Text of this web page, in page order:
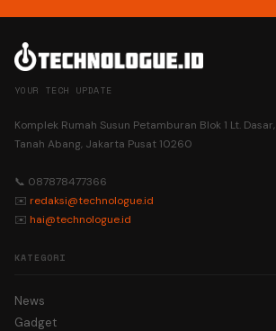
YOUR TECH UPDATE
Komplek Rumah Susun Petamburan Blok 1 Lt. Dasar,
Tanah Abang, Jakarta Pusat 10260
📞 087878477366
✉️ redaksi@technologue.id
✉️ hai@technologue.id
KATEGORI
News
Gadget